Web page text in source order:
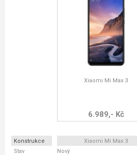
Xiaomi Mi Max 3
6.989,- Kč
Konstrukce Xiaomi Mi Max 3
Stav
Nový